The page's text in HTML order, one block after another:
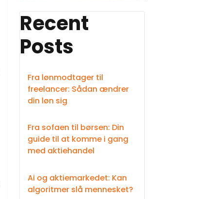
Recent
Posts
Fra lønmodtager til
freelancer: Sådan ændrer
din løn sig
Fra sofaen til børsen: Din
guide til at komme i gang
med aktiehandel
Ai og aktiemarkedet: Kan
algoritmer slå mennesket?